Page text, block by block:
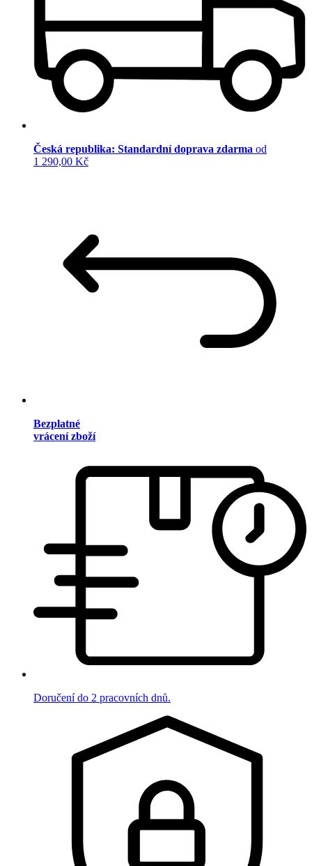
Česká republika: Standardní doprava zdarma od
1 290,00 Kč
Bezplatné
vrácení zboží
Doručení do 2 pracovních dnů.